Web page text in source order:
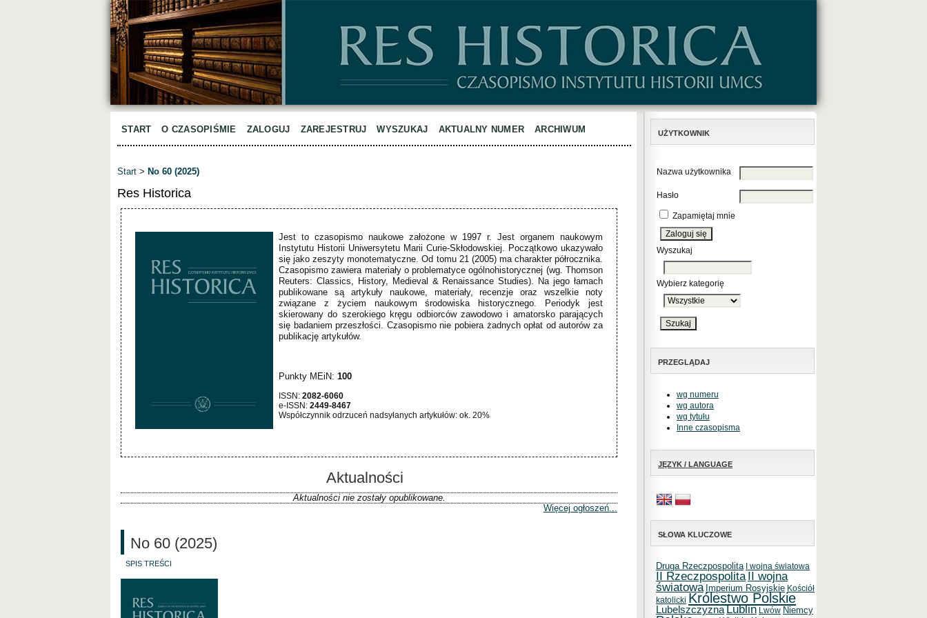
UŻYTKOWNIK
Nazwa użytkownika
Hasło
Zapamiętaj mnie
Wyszukaj
Wybierz kategorię
PRZEGLĄDAJ
wg numeru
wg autora
wg tytułu
Inne czasopisma
JĘZYK / LANGUAGE
SŁOWA KLUCZOWE
Druga Rzeczpospolita I wojna światowa
II Rzeczpospolita II wojna
światowa Imperium Rosyjskie Kościół
katolicki Królestwo Polskie
LubelszczyznaLublin Lwów Niemcy
START O CZASOPIŚMIE ZALOGUJ ZAREJESTRUJ WYSZUKAJ AKTUALNY NUMER ARCHIWUM
Start > No 60 (2025)
Res Historica
Jest to czasopismo naukowe założone w 1997 r. Jest organem naukowym
Instytutu Historii Uniwersytetu Marii Curie-Skłodowskiej. Początkowo ukazywało
się jako zeszyty monotematyczne. Od tomu 21 (2005) ma charakter półrocznika.
Czasopismo zawiera materiały o problematyce ogólnohistorycznej (wg. Thomson
Reuters: Classics, History, Medieval & Renaissance Studies). Na jego łamach
publikowane są artykuły naukowe, materiały, recenzje oraz wszelkie noty
związane z życiem naukowym środowiska historycznego. Periodyk jest
skierowany do szerokiego kręgu odbiorców zawodowo i amatorsko parających
się badaniem przeszłości. Czasopismo nie pobiera żadnych opłat od autorów za
publikację artykułów.
Punkty MEiN: 100
ISSN: 2082-6060
e-ISSN: 2449-8467
Współczynnik odrzuceń nadsyłanych artykułów: ok. 20%
Aktualności
Aktualności nie zostały opublikowane.
Więcej ogłoszeń...
No 60 (2025)
SPIS TREŚCI